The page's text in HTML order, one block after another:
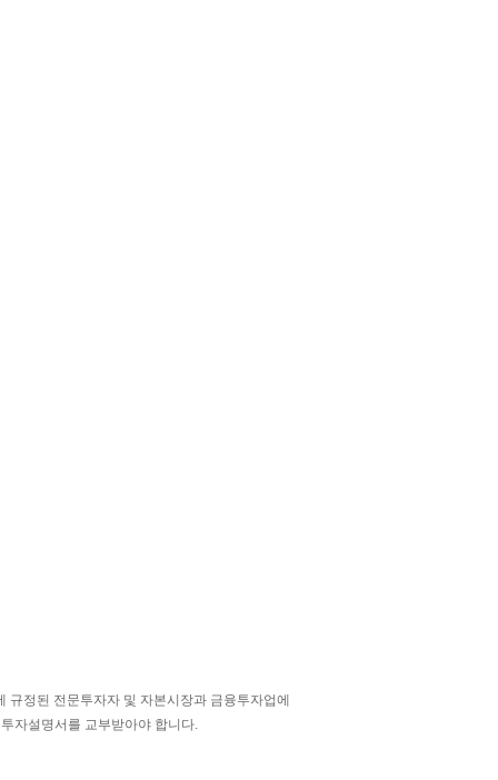
정된 전문투자자 및 자본시장과 금융투자업에
자설명서를 교부받아야 합니다.